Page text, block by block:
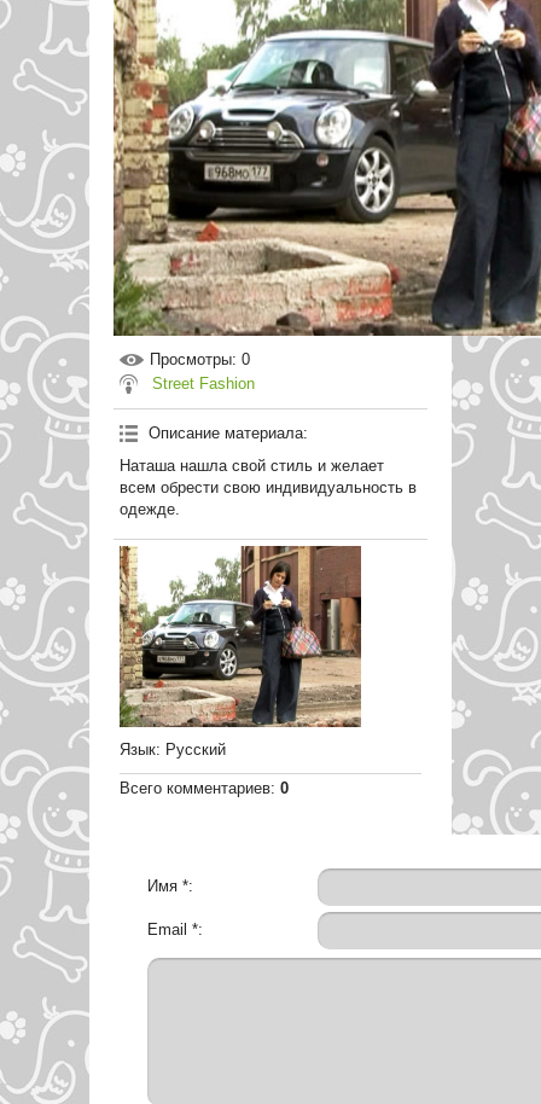
Просмотры: 0
Street Fashion
Описание материала:
Наташа нашла свой стиль и желает
всем обрести свою индивидуальность в
одежде.
Язык: Русский
Всего комментариев: 0
Имя *:
Email *: